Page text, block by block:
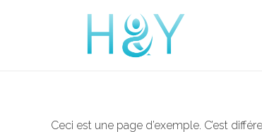
Ceci est une page d’exemple. C’est